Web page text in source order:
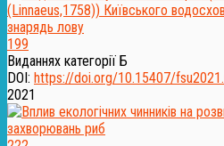
199
Виданнях категорії Б
DOI: https://doi.org/10.15407/
2021